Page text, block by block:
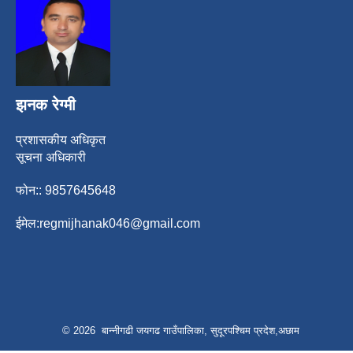
झनक रेग्मी
प्रशासकीय अधिकृत
सूचना अधिकारी
फोन:: 9857645648
ईमेल:regmijhanak046@gmail.com
© 2026 बान्नीगढी जयगढ गाउँपालिका, सुदूरपश्चिम प्रदेश,अछाम